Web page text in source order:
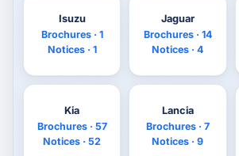
Isuzu
Brochures · 1
Notices · 1
Jaguar
Brochures · 14
Notices · 4
Kia
Brochures · 57
Notices · 52
Lancia
Brochures · 7
Notices · 9